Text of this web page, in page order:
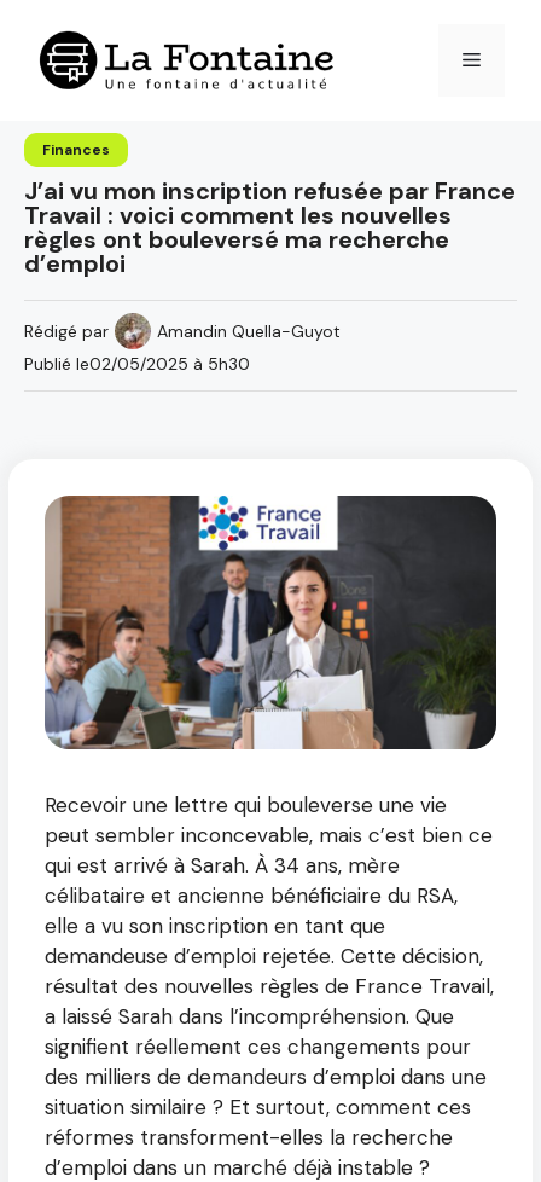
contenu
Menu
Finances
J’ai vu mon inscription refusée par France
Travail : voici comment les nouvelles
règles ont bouleversé ma recherche
d’emploi
Rédigé par
Amandin Quella-Guyot
Publié le02/05/2025 à 5h30
Recevoir une lettre qui bouleverse une vie
peut sembler inconcevable, mais c’est bien ce
qui est arrivé à Sarah. À 34 ans, mère
célibataire et ancienne bénéficiaire du RSA,
elle a vu son inscription en tant que
demandeuse d’emploi rejetée. Cette décision,
résultat des nouvelles règles de France Travail,
a laissé Sarah dans l’incompréhension. Que
signifient réellement ces changements pour
des milliers de demandeurs d’emploi dans une
situation similaire ? Et surtout, comment ces
réformes transforment-elles la recherche
d’emploi dans un marché déjà instable ?